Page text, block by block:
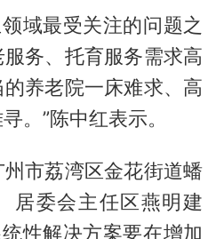
领域最受关注的问题之
务、托育服务需求高
养老院一床难求、高
。”陈中红表示。
市荔湾区金花街道蟠
居委会主任区燕明建
性解决方案要在增加